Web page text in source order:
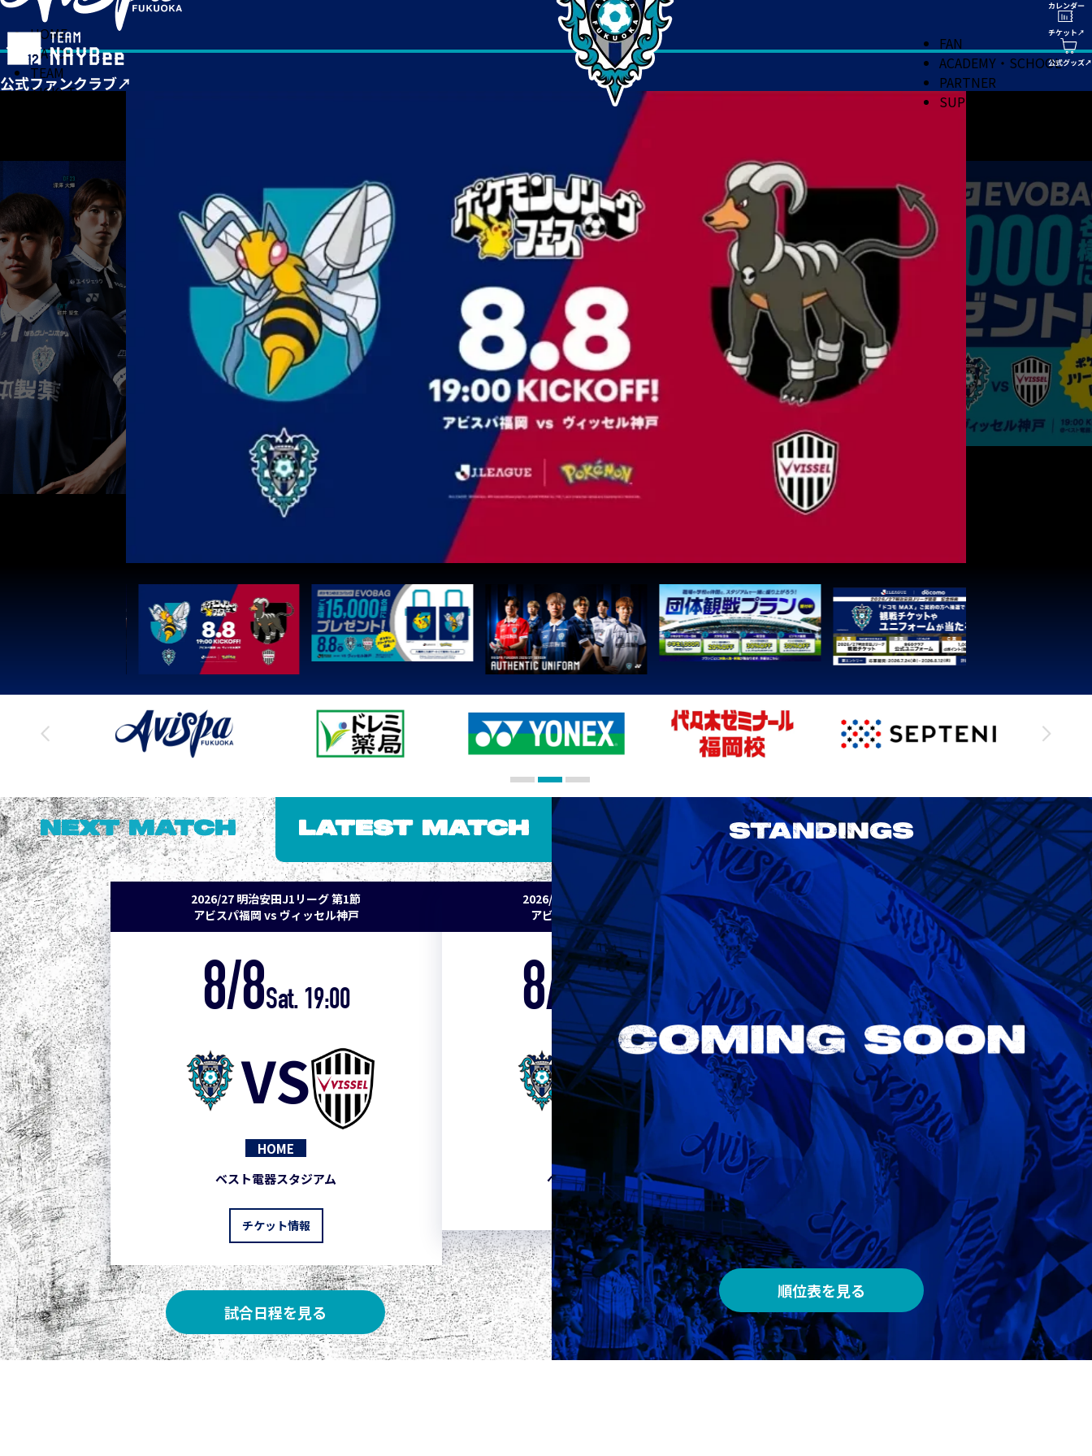
HOME
MATCH
TEAM
TICKET
FAN
ACADEMY・SCHOOL
PARTNER
SUPPORT
NEXT MATCH LATEST MATCH
2026/27 明治安田J1リーグ 第1節
アビスパ福岡 vs ヴィッセル神戸
8/8Sat. 19:00
VS
HOME
ベスト電器スタジアム
チケット情報
2026/27 明治安田J1リーグ 第2節
アビスパ福岡 vs セレッソ大阪
8/15Sat. 19:00
VS
ベスト電器スタジアム
2026/27 明治安田J1リーグ 第3節
アビスパ福岡 vs 鹿島アントラーズ
8/22Sat. 18:00
VS
AWAY
メルカリスタジアム
試合日程を見る
STANDINGS
順位表を見る